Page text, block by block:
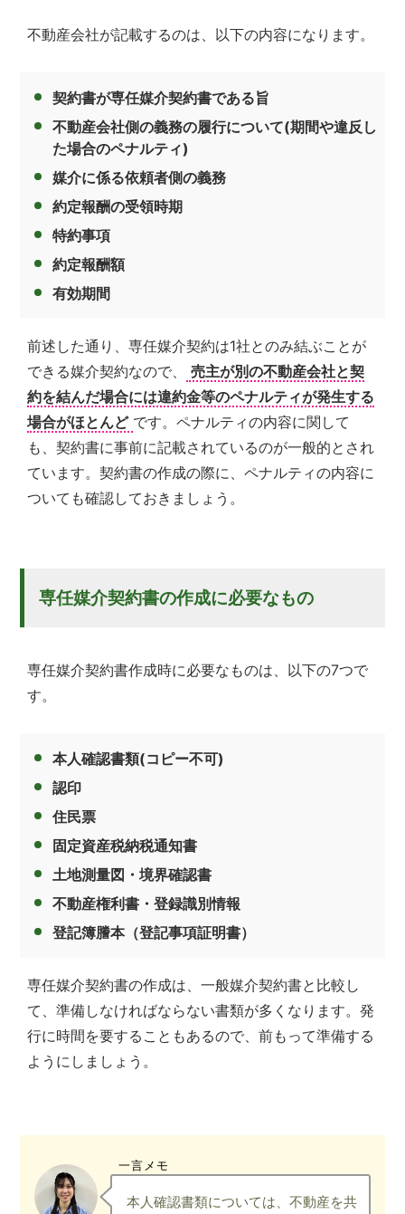
不動産会社が記載するのは、以下の内容になります。
契約書が専任媒介契約書である旨
不動産会社側の義務の履行について(期間や違反し
た場合のペナルティ)
媒介に係る依頼者側の義務
約定報酬の受領時期
特約事項
約定報酬額
有効期間
前述した通り、専任媒介契約は1社とのみ結ぶことが
できる媒介契約なので、
売主が別の不動産会社と契
約を結んだ場合には違約金等のペナルティが発生する
場合がほとんど です。ペナルティの内容に関して
も、契約書に事前に記載されているのが一般的とされ
ています。契約書の作成の際に、ペナルティの内容に
ついても確認しておきましょう。
専任媒介契約書の作成に必要なもの
専任媒介契約書作成時に必要なものは、以下の7つで
す。
本人確認書類(コピー不可)
認印
住民票
固定資産税納税通知書
土地測量図・境界確認書
不動産権利書・登録識別情報
登記簿謄本（登記事項証明書）
専任媒介契約書の作成は、一般媒介契約書と比較し
て、準備しなければならない書類が多くなります。発
行に時間を要することもあるので、前もって準備する
ようにしましょう。
一言メモ
本人確認書類については、不動産を共